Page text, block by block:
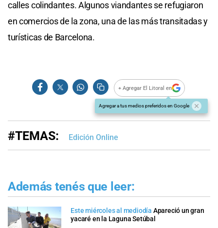
calles colindantes. Algunos viandantes se refugiaron
en comercios de la zona, una de las más transitadas y
turísticas de Barcelona.
+ Agregar El Litoral en
Agregar a tus medios preferidos en Google
#TEMAS: Edición Online
Además tenés que leer:
Este miércoles al mediodía Apareció un gran
yacaré en la Laguna Setúbal